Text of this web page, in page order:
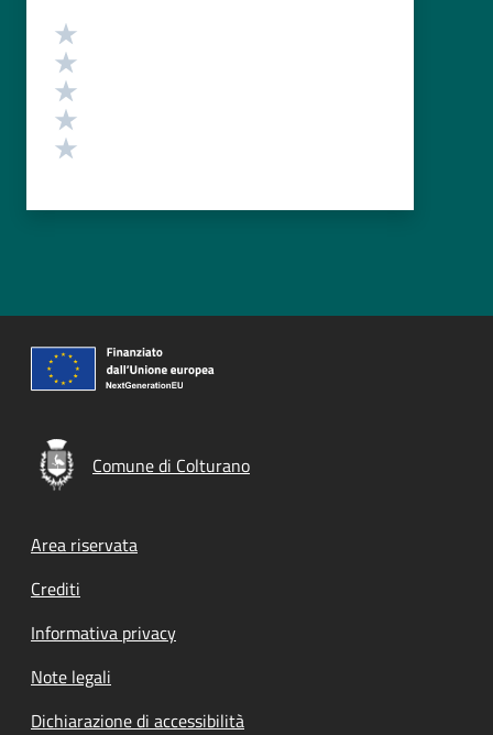
Valutazione
Comune di Colturano
Footer menu
Area riservata
Crediti
Informativa privacy
Note legali
Dichiarazione di accessibilità